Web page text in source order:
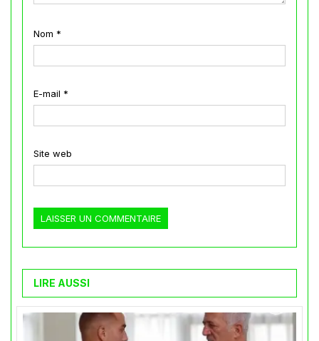
Nom *
E-mail *
Site web
LIRE AUSSI